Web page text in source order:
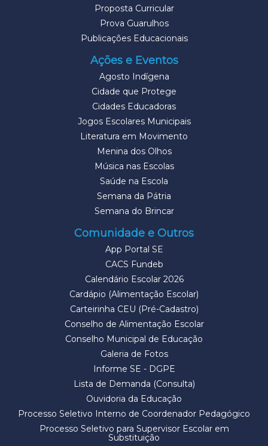
Proposta Curricular
Prova Guarulhos
Publicações Educacionais
Ações e Eventos
Agosto Indígena
Cidade que Protege
Cidades Educadoras
Jogos Escolares Municipais
Literatura em Movimento
Menina dos Olhos
Música nas Escolas
Saúde na Escola
Semana da Pátria
Semana do Brincar
Comunidade e Outros
App Portal SE
CACS Fundeb
Calendário Escolar 2026
Cardápio (Alimentação Escolar)
Carteirinha CEU (Pré-Cadastro)
Conselho de Alimentação Escolar
Conselho Municipal de Educação
Galeria de Fotos
Informe SE - DGPE
Lista de Demanda (Consulta)
Ouvidoria da Educação
Processo Seletivo Interno de Coordenador Pedagógico
Processo Seletivo para Supervisor Escolar em
Substituição